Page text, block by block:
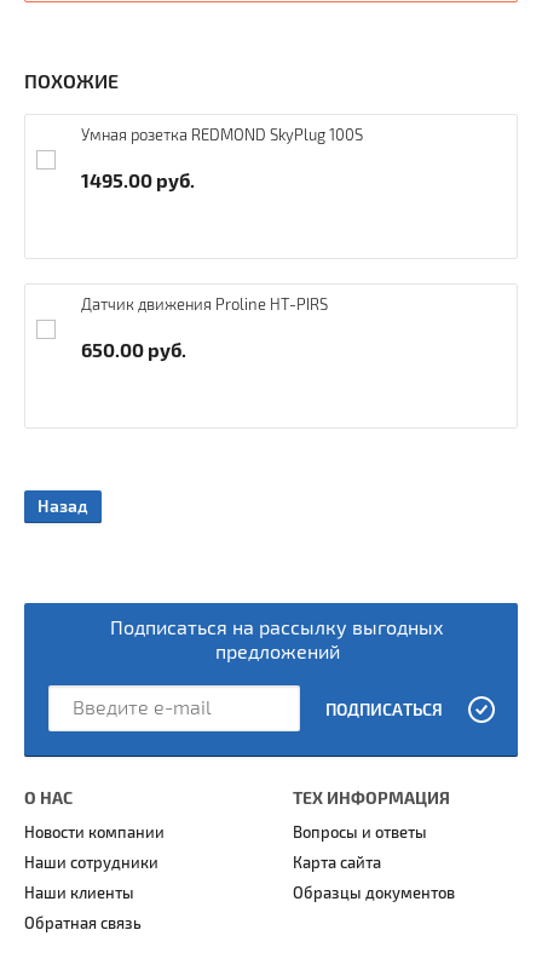
ПОХОЖИЕ
Умная розетка REDMOND SkyPlug 100S
1495.00 руб.
Датчик движения Proline HT-PIRS
650.00 руб.
Назад
Подписаться на рассылку выгодных
предложений
ПОДПИСАТЬСЯ
О НАС
Новости компании
Наши сотрудники
Наши клиенты
Обратная связь
ТЕХ ИНФОРМАЦИЯ
Вопросы и ответы
Карта сайта
Образцы документов